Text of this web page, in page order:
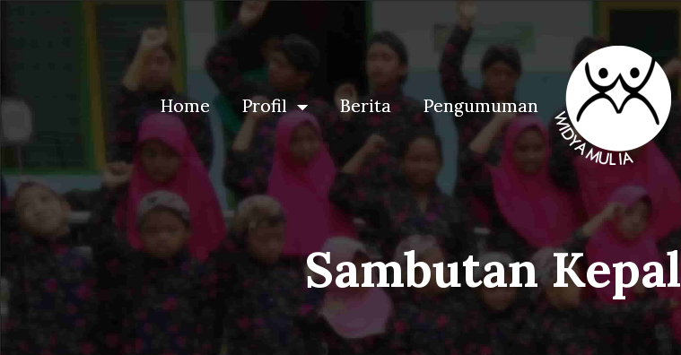
Home (current)
Profil Berita Pengumuman
Sambutan
Home (current)
Profil Berita Pengumuman